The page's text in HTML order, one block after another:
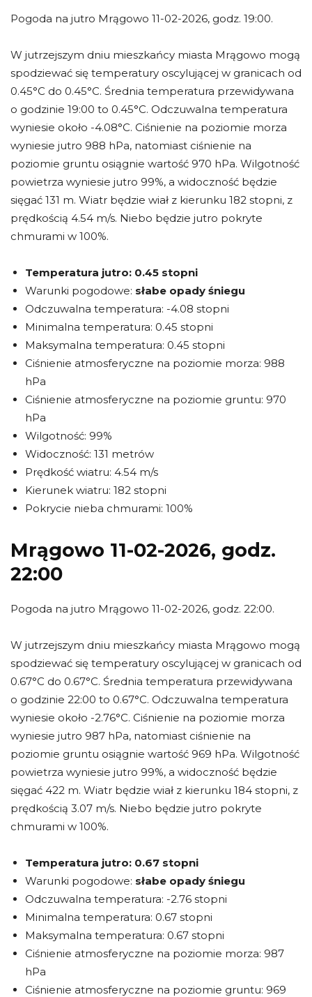
Pogoda na jutro Mrągowo 11-02-2026, godz. 19:00.
W jutrzejszym dniu mieszkańcy miasta Mrągowo mogą
spodziewać się temperatury oscylującej w granicach od
0.45°C do 0.45°C. Średnia temperatura przewidywana
o godzinie 19:00 to 0.45°C. Odczuwalna temperatura
wyniesie około -4.08°C. Ciśnienie na poziomie morza
wyniesie jutro 988 hPa, natomiast ciśnienie na
poziomie gruntu osiągnie wartość 970 hPa. Wilgotność
powietrza wyniesie jutro 99%, a widoczność będzie
sięgać 131 m. Wiatr będzie wiał z kierunku 182 stopni, z
prędkością 4.54 m/s. Niebo będzie jutro pokryte
chmurami w 100%.
Temperatura jutro: 0.45 stopni
Warunki pogodowe: słabe opady śniegu
Odczuwalna temperatura: -4.08 stopni
Minimalna temperatura: 0.45 stopni
Maksymalna temperatura: 0.45 stopni
Ciśnienie atmosferyczne na poziomie morza: 988
hPa
Ciśnienie atmosferyczne na poziomie gruntu: 970
hPa
Wilgotność: 99%
Widoczność: 131 metrów
Prędkość wiatru: 4.54 m/s
Kierunek wiatru: 182 stopni
Pokrycie nieba chmurami: 100%
Mrągowo 11-02-2026, godz.
22:00
Pogoda na jutro Mrągowo 11-02-2026, godz. 22:00.
W jutrzejszym dniu mieszkańcy miasta Mrągowo mogą
spodziewać się temperatury oscylującej w granicach od
0.67°C do 0.67°C. Średnia temperatura przewidywana
o godzinie 22:00 to 0.67°C. Odczuwalna temperatura
wyniesie około -2.76°C. Ciśnienie na poziomie morza
wyniesie jutro 987 hPa, natomiast ciśnienie na
poziomie gruntu osiągnie wartość 969 hPa. Wilgotność
powietrza wyniesie jutro 99%, a widoczność będzie
sięgać 422 m. Wiatr będzie wiał z kierunku 184 stopni, z
prędkością 3.07 m/s. Niebo będzie jutro pokryte
chmurami w 100%.
Temperatura jutro: 0.67 stopni
Warunki pogodowe: słabe opady śniegu
Odczuwalna temperatura: -2.76 stopni
Minimalna temperatura: 0.67 stopni
Maksymalna temperatura: 0.67 stopni
Ciśnienie atmosferyczne na poziomie morza: 987
hPa
Ciśnienie atmosferyczne na poziomie gruntu: 969